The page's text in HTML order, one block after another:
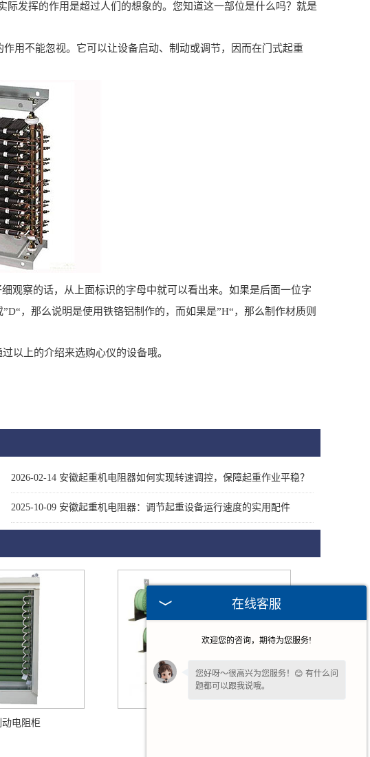
发挥的作用是超过人们的想象的。您知道这一部位是什么吗？就是
用不能忽视。它可以让设备启动、制动或调节，因而在门式起重
观察的话，从上面标识的字母中就可以看出来。如果是后面一位字
，那么说明是使用铁铬铝制作的，而如果是”H“，那么制作材质则
以上的介绍来选购心仪的设备哦。
2026-02-14 安徽起重机电阻器如何实现转速调控，保障起重作业平稳？
2025-10-09 安徽起重机电阻器：调节起重设备运行速度的实用配件
电阻柜
在线客服
欢迎您的咨询，期待为您服务!
您好呀～很高兴为您服务！😊 有什么问
题都可以跟我说哦。